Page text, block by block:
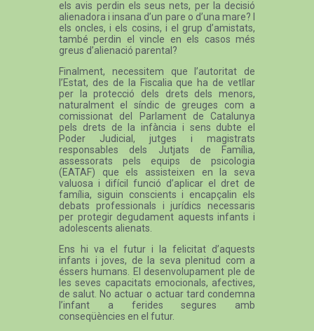
els avis perdin els seus nets, per la decisió
alienadora i insana d’un pare o d’una mare? I
els oncles, i els cosins, i el grup d’amistats,
també perdin el vincle en els casos més
greus d’alienació parental?
Finalment, necessitem que l’autoritat de
l’Estat, des de la Fiscalia que ha de vetllar
per la protecció dels drets dels menors,
naturalment el síndic de greuges com a
comissionat del Parlament de Catalunya
pels drets de la infància i sens dubte el
Poder Judicial, jutges i magistrats
responsables dels Jutjats de Família,
assessorats pels equips de psicologia
(EATAF) que els assisteixen en la seva
valuosa i difícil funció d’aplicar el dret de
família, siguin conscients i encapçalin els
debats professionals i jurídics necessaris
per protegir degudament aquests infants i
adolescents alienats.
Ens hi va el futur i la felicitat d’aquests
infants i joves, de la seva plenitud com a
éssers humans. El desenvolupament ple de
les seves capacitats emocionals, afectives,
de salut. No actuar o actuar tard condemna
l’infant a ferides segures amb
conseqüències en el futur.